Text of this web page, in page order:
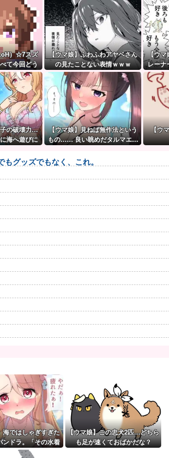
）☆7スズ
て今回どう
【ウマ娘】ふわふわアヤベさん
の見たことない表情ｗｗｗ
【ウマ
レーナ
の破壊力…
海へ遊びに
【ウマ娘】見ねば無作法という
もの…… 良い眺めだタルマエ…
【ウ
グッズでもなく、これ。
海ではしゃぎすぎた
ンドラ。「その水着
ぶはマズイ…」
【ウマ娘】この忠犬2匹…どちら
も足が速くておばかだな？